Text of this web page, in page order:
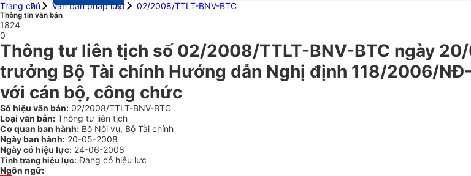
Trang chủ
Văn bản pháp luật 02/2008/TTLT-BNV-BTC
Thông tin văn bản
1824
0
Thông tư liên tịch số 02/2008/TTLT-BNV-BTC ngày
trưởng Bộ Tài chính Hướng dẫn Nghị định 118/2006/
với cán bộ, công chức
Số hiệu văn bản: 02/2008/TTLT-BNV-BTC
Loại văn bản: Thông tư liên tịch
Cơ quan ban hành: Bộ Nội vụ, Bộ Tài chính
Ngày ban hành: 20-05-2008
Ngày có hiệu lực: 24-06-2008
Tình trạng hiệu lực: Đang có hiệu lực
Ngôn ngữ: